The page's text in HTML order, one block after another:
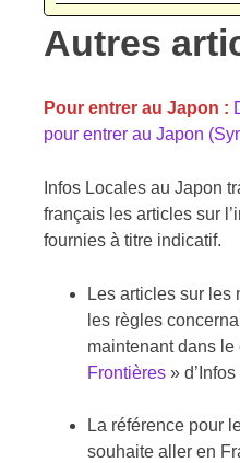
Autres
Pour entrer au Japon :
pour entrer au Japon
Infos Locales au Japon
français les articles sur
fournies à titre indicatif.
Les articles sur les
les règles
maintenant dans le
Frontières »
La référence pour
souhaite aller en